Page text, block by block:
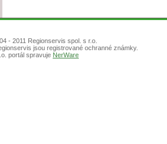
- 2011 Regionservis spol. s r.o.
jsou registrované ochranné známky.
portál spravuje NerWare